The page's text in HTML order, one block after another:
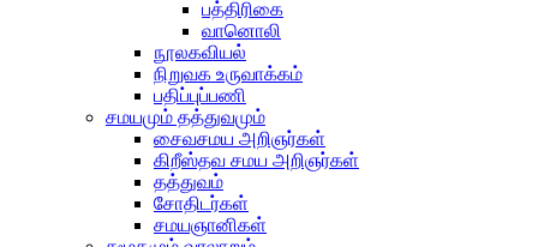
பத்திரிகை
வானொலி
நூலகவியல்
நிறுவக உருவாக்கம்
பதிப்புப்பணி
சமயமும் தத்துவமும்
சைவசமய அறிஞர்கள்
கிறீஸ்தவ சமய அறிஞர்கள்
தத்துவம்
சோதிடர்கள்
சமயஞானிகள்